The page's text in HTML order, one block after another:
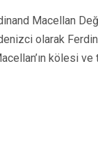
Macellan
olarak
kölesi